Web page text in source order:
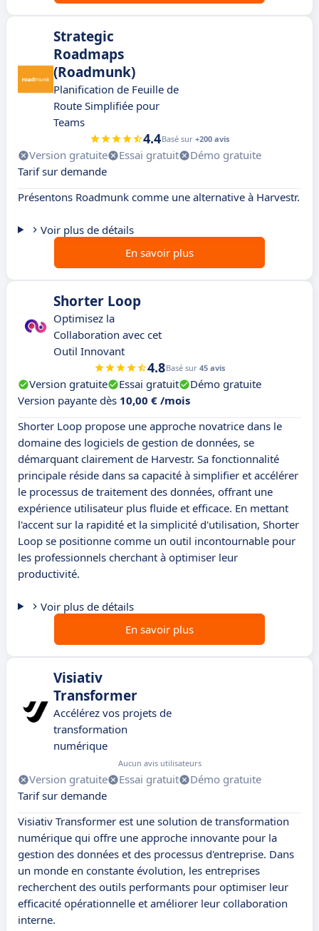
Strategic
Roadmaps
(Roadmunk)
Planification de Feuille de
Route Simplifiée pour
Teams
4.4Basé sur +200 avis
Version gratuite Essai gratuit
Démo gratuite
Tarif sur demande
Présentons Roadmunk comme une alternative à Harvestr.
Voir plus de détails
En savoir plus
Shorter Loop
Optimisez la
Collaboration avec cet
Outil Innovant
4.8Basé sur 45 avis
Version gratuite Essai gratuit
Démo gratuite
Version payante dès 10,00 € /mois
Shorter Loop propose une approche novatrice dans le
domaine des logiciels de gestion de données, se
démarquant clairement de Harvestr. Sa fonctionnalité
principale réside dans sa capacité à simplifier et accélérer
le processus de traitement des données, offrant une
expérience utilisateur plus fluide et efficace. En mettant
l'accent sur la rapidité et la simplicité d'utilisation, Shorter
Loop se positionne comme un outil incontournable pour
les professionnels cherchant à optimiser leur
productivité.
Voir plus de détails
En savoir plus
Visiativ
Transformer
Accélérez vos projets de
transformation
numérique
Aucun avis utilisateurs
Version gratuite Essai gratuit
Démo gratuite
Tarif sur demande
Visiativ Transformer est une solution de transformation
numérique qui offre une approche innovante pour la
gestion des données et des processus d'entreprise. Dans
un monde en constante évolution, les entreprises
recherchent des outils performants pour optimiser leur
efficacité opérationnelle et améliorer leur collaboration
interne.